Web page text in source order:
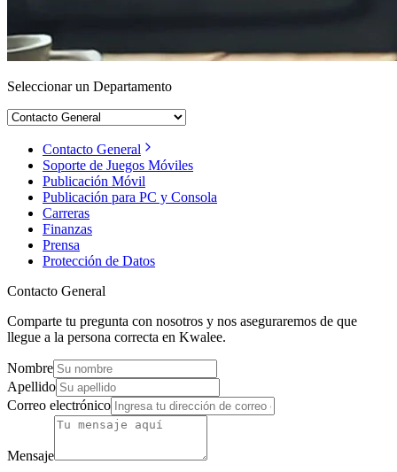
Seleccionar un Departamento
Contacto General
Soporte de Juegos Móviles
Publicación Móvil
Publicación para PC y Consola
Carreras
Finanzas
Prensa
Protección de Datos
Contacto General
Comparte tu pregunta con nosotros y nos aseguraremos de que
llegue a la persona correcta en Kwalee.
Nombre
Apellido
Correo electrónico
Mensaje